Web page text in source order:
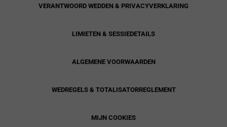
VERANTWOORD WEDDEN & PRIVACYVERKLARING
LIMIETEN & SESSIEDETAILS
ALGEMENE VOORWAARDEN
WEDREGELS & TOTALISATORREGLEMENT
MIJN COOKIES